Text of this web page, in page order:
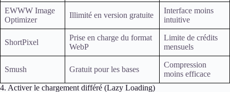
EWWW Image
Optimizer
Illimité en version gratuite
Interface moins
intuitive
ShortPixel
Prise en charge du format
WebP
Limite de crédits
mensuels
Smush Gratuit pour les bases
Compression
moins efficace
4. Activer le chargement différé (Lazy Loading)